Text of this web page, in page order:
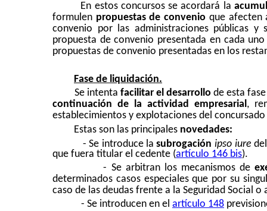
En estos concursos se acordará la
formulen propuestas de convenio que afecten
convenio por las administraciones públicas y
propuesta de convenio presentada en cada
propuestas de convenio presentadas en los
Fase de liquidación.
Se intenta facilitar el desarrollo de esta
continuación de la actividad empresarial ,
establecimientos y explotaciones del
Estas son las principales novedades:
- Se introduce lasubrogación ipso iure
que fuera titular el cedente (artículo 146 bis).
- Se arbitran los mecanismos de
determinados casos especiales que por su
caso de las deudas frente a la Seguridad Social o
- Se introducen en el artículo 148